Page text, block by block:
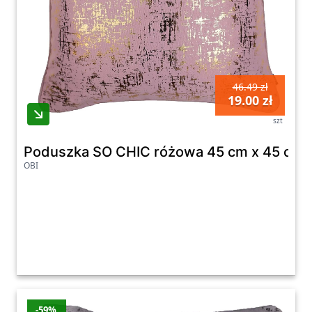
odpowiedniego dla siebie, aby stworzyć
idealne miejsce do wypoczynku w swojej
sypialni.
W naszej kategorii znajdziesz zarówno
poduszki z różnymi wypełnieniami, takimi jak
pianka, pierze, czy włókno syntetyczne, jak i
różnorodne rodzaje poszewek, które można
łatwo zdjąć i prać, zapewniając higienę i
pleców i karku oraz poprawić komfort
46.49 zł
19.00 zł
szt
Poduszka SO CHIC różowa 45 cm x 45 cm
OBI